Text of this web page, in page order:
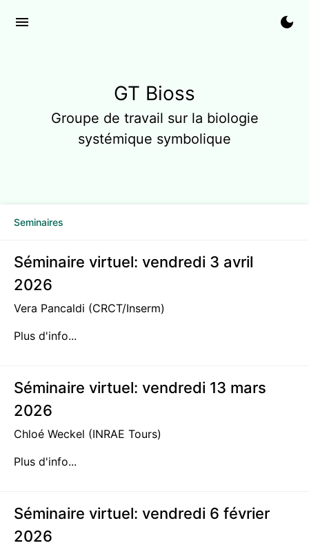
menu dark_mode
GT Bioss
Groupe de travail sur la biologie
systémique symbolique
Seminaires
Séminaire virtuel: vendredi 3 avril
2026
Vera Pancaldi (CRCT/Inserm)
Plus d'info...
Séminaire virtuel: vendredi 13 mars
2026
Chloé Weckel (INRAE Tours)
Plus d'info...
Séminaire virtuel: vendredi 6 février
2026